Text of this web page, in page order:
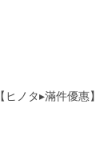
【ヒノタ▸滿件優